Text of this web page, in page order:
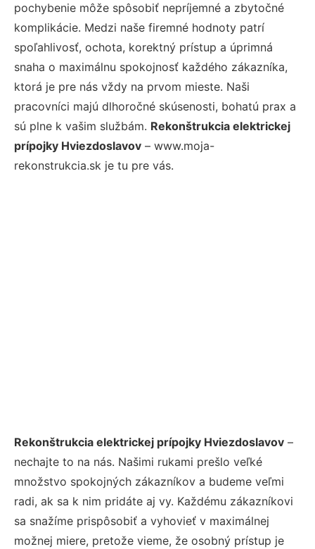
pochybenie môže spôsobiť nepríjemné a zbytočné
komplikácie. Medzi naše firemné hodnoty patrí
spoľahlivosť, ochota, korektný prístup a úprimná
snaha o maximálnu spokojnosť každého zákazníka,
ktorá je pre nás vždy na prvom mieste. Naši
pracovníci majú dlhoročné skúsenosti, bohatú prax a
sú plne k vašim službám. Rekonštrukcia elektrickej
prípojky Hviezdoslavov – www.moja-
rekonstrukcia.sk je tu pre vás.
Rekonštrukcia elektrickej prípojky Hviezdoslavov –
nechajte to na nás. Našimi rukami prešlo veľké
množstvo spokojných zákazníkov a budeme veľmi
radi, ak sa k nim pridáte aj vy. Každému zákazníkovi
sa snažíme prispôsobiť a vyhovieť v maximálnej
možnej miere, pretože vieme, že osobný prístup je